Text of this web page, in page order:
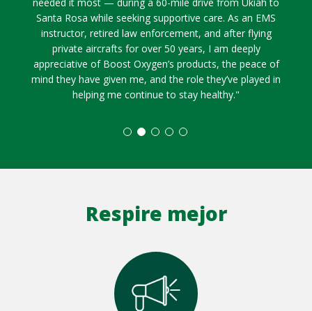
Santa Rosa while seeking supportive care. As an EMS
instructor, retired law enforcement, and after flying
private aircrafts for over 50 years, I am deeply
appreciative of Boost Oxygen’s products, the peace of
mind they have given me, and the role they’ve played in
helping me continue to stay healthy."
Respire mejor